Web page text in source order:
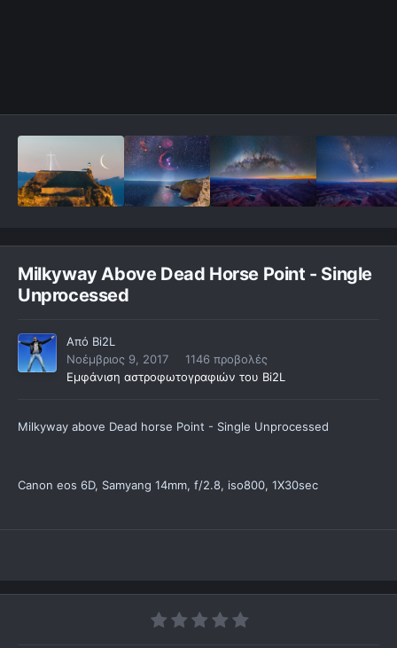
Milkyway Above Dead Horse Point - Single
Unprocessed
Από Bi2L
Νοέμβριος 9, 2017
1146 προβολές
Εμφάνιση αστροφωτογραφιών του Bi2L
Milkyway above Dead horse Point - Single Unprocessed
Canon eos 6D, Samyang 14mm, f/2.8, iso800, 1X30sec